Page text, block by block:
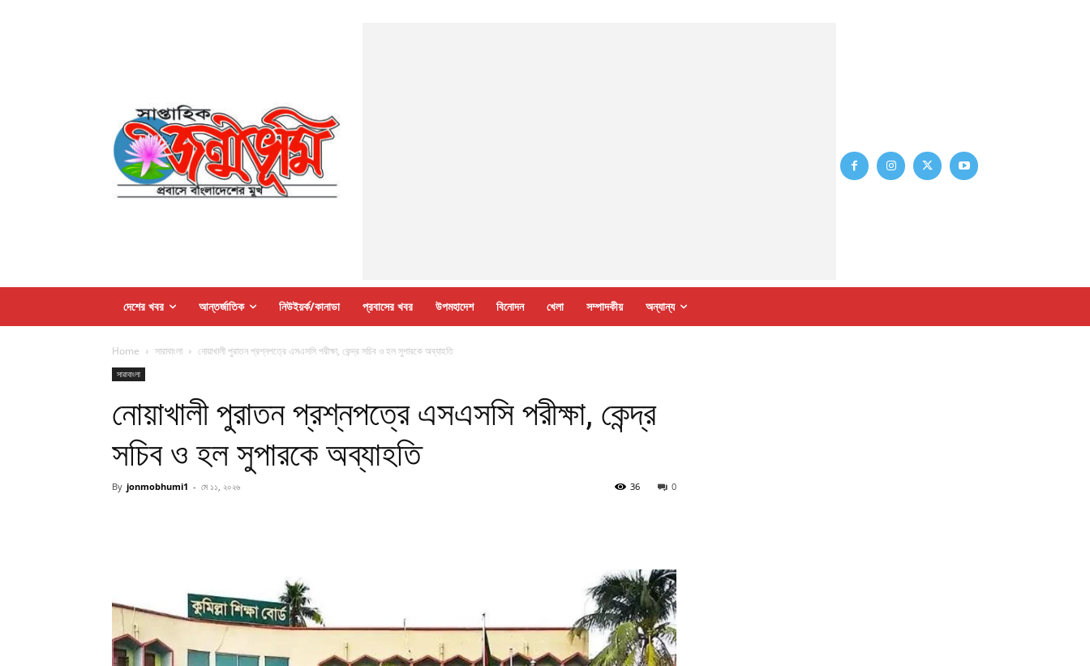
দেশের খবর আন্তর্জাতিক নিউইয়র্ক/কানাডা প্রবাসের খবর উপমহাদেশ বিনোদন খেলা সম্পাদকীয় অন্যান্য
Home সারাবাংলা নোয়াখালী পুরাতন প্রশ্নপত্রে এসএসসি পরীক্ষা, কেন্দ্র সচিব ও হল সুপারকে অব্যাহতি
সারাবাংলা
নোয়াখালী পুরাতন প্রশ্নপত্রে এসএসসি পরীক্ষা, কেন্দ্র
সচিব ও হল সুপারকে অব্যাহতি
By jonmobhumi1 - মে ১১, ২০২৬ 0
36